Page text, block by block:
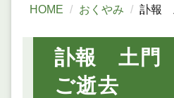
HOME おくやみ 訃報
訃報 土門
ご逝去